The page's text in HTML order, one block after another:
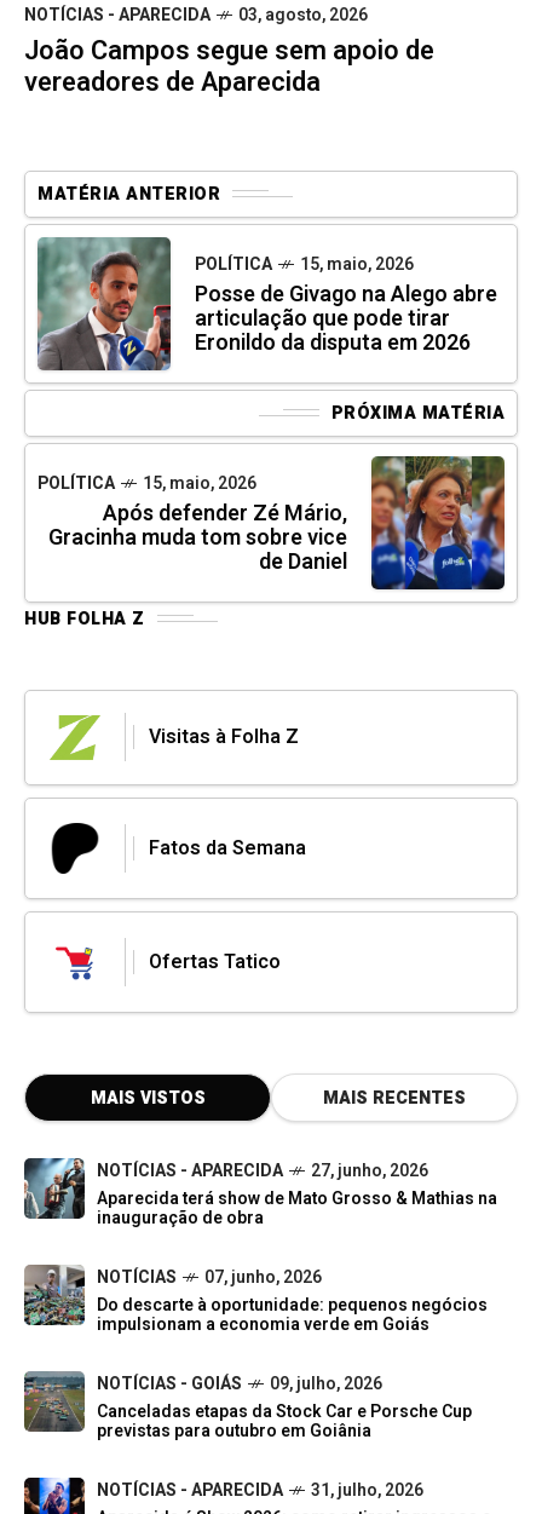
NOTÍCIAS - APARECIDA 03, agosto, 2026
João Campos segue sem apoio de
vereadores de Aparecida
MATÉRIA ANTERIOR
POLÍTICA 15, maio, 2026
Posse de Givago na Alego abre
articulação que pode tirar
Eronildo da disputa em 2026
PRÓXIMA MATÉRIA
POLÍTICA 15, maio, 2026
Após defender Zé Mário,
Gracinha muda tom sobre vice
de Daniel
HUB FOLHA Z
Visitas à Folha Z
Fatos da Semana
Ofertas Tatico
MAIS VISTOS MAIS RECENTES
NOTÍCIAS - APARECIDA
27, junho, 2026
Aparecida terá show de Mato Grosso & Mathias na
inauguração de obra
NOTÍCIAS
07, junho, 2026
Do descarte à oportunidade: pequenos negócios
impulsionam a economia verde em Goiás
NOTÍCIAS - GOIÁS
09, julho, 2026
Canceladas etapas da Stock Car e Porsche Cup
previstas para outubro em Goiânia
NOTÍCIAS - APARECIDA
31, julho, 2026